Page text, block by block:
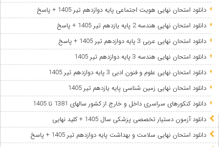
دانلود امتحان نهایی هویت اجتماعی پایه دوازدهم تیر 1405 + پاسخ
دانلود امتحان نهایی هندسه 2 پایه یازدهم تیر 1405 + پاسخ
دانلود امتحان نهایی عربی 3 پایه دوازدهم تیر 1405 + پاسخ
دانلود امتحان نهایی هندسه 3 پایه دوازدهم تیر 1405
دانلود امتحان نهایی علوم و فنون ادبی 3 پایه دوازدهم تیر 1405
دانلود امتحان نهایی زمین شناسی پایه یازدهم تیر 1405
دانلود کنکورهای سراسری داخل و خارج از کشور سالهای 1381 تا 1405
دانلود آزمون دستیار تخصصی پزشکی سال 1405 + کلید نهایی
دانلود امتحان نهایی سلامت و بهداشت پایه دوازدهم تیر 1405 + پاسخ